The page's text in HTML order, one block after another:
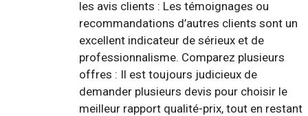
les avis clients : Les témoignages ou
recommandations d’autres clients sont un
excellent indicateur de sérieux et de
professionnalisme. Comparez plusieurs
offres : Il est toujours judicieux de
demander plusieurs devis pour choisir le
meilleur rapport qualité-prix, tout en restant